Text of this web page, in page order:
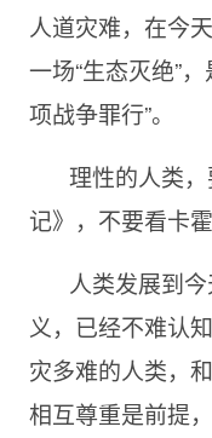
人道灾难，在今
一场“生态灭绝”
项战争罪行”。
理性的人类
记》，不要看卡
人类发展到
义，已经不难认
灾多难的人类，
相互尊重是前提